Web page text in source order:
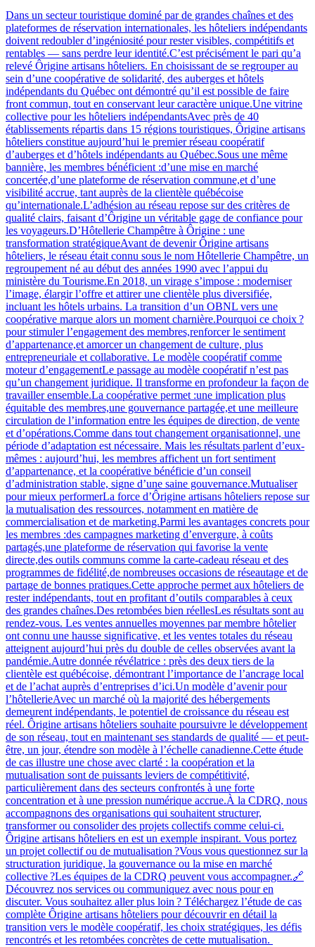
Dans un secteur touristique dominé par de grandes chaînes et des
plateformes de réservation internationales, les hôteliers indépendants
doivent redoubler d’ingéniosité pour rester visibles, compétitifs et
rentables — sans perdre leur identité.C’est précisément le pari qu’a
relevé Ôrigine artisans hôteliers. En choisissant de se regrouper au
sein d’une coopérative de solidarité, des auberges et hôtels
indépendants du Québec ont démontré qu’il est possible de faire
front commun, tout en conservant leur caractère unique.Une vitrine
collective pour les hôteliers indépendantsAvec près de 40
établissements répartis dans 15 régions touristiques, Ôrigine artisans
hôteliers constitue aujourd’hui le premier réseau coopératif
d’auberges et d’hôtels indépendants au Québec.Sous une même
bannière, les membres bénéficient :d’une mise en marché
concertée,d’une plateforme de réservation commune,et d’une
visibilité accrue, tant auprès de la clientèle québécoise
qu’internationale.L’adhésion au réseau repose sur des critères de
qualité clairs, faisant d’Ôrigine un véritable gage de confiance pour
les voyageurs.D’Hôtellerie Champêtre à Ôrigine : une
transformation stratégiqueAvant de devenir Ôrigine artisans
hôteliers, le réseau était connu sous le nom Hôtellerie Champêtre, un
regroupement né au début des années 1990 avec l’appui du
ministère du Tourisme.En 2018, un virage s’impose : moderniser
l’image, élargir l’offre et attirer une clientèle plus diversifiée,
incluant les hôtels urbains. La transition d’un OBNL vers une
coopérative marque alors un moment charnière.Pourquoi ce choix ?
pour stimuler l’engagement des membres,renforcer le sentiment
d’appartenance,et amorcer un changement de culture, plus
entrepreneuriale et collaborative. Le modèle coopératif comme
moteur d’engagementLe passage au modèle coopératif n’est pas
qu’un changement juridique. Il transforme en profondeur la façon de
travailler ensemble.La coopérative permet :une implication plus
équitable des membres,une gouvernance partagée,et une meilleure
circulation de l’information entre les équipes de direction, de vente
et d’opérations.Comme dans tout changement organisationnel, une
période d’adaptation est nécessaire. Mais les résultats parlent d’eux-
mêmes : aujourd’hui, les membres affichent un fort sentiment
d’appartenance, et la coopérative bénéficie d’un conseil
d’administration stable, signe d’une saine gouvernance.Mutualiser
pour mieux performerLa force d’Ôrigine artisans hôteliers repose sur
la mutualisation des ressources, notamment en matière de
commercialisation et de marketing.Parmi les avantages concrets pour
les membres :des campagnes marketing d’envergure, à coûts
partagés,une plateforme de réservation qui favorise la vente
directe,des outils communs comme la carte-cadeau réseau et des
programmes de fidélité,de nombreuses occasions de réseautage et de
partage de bonnes pratiques.Cette approche permet aux hôteliers de
rester indépendants, tout en profitant d’outils comparables à ceux
des grandes chaînes.Des retombées bien réellesLes résultats sont au
rendez-vous. Les ventes annuelles moyennes par membre hôtelier
ont connu une hausse significative, et les ventes totales du réseau
atteignent aujourd’hui près du double de celles observées avant la
pandémie.Autre donnée révélatrice : près des deux tiers de la
clientèle est québécoise, démontrant l’importance de l’ancrage local
et de l’achat auprès d’entreprises d’ici.Un modèle d’avenir pour
l’hôtellerieAvec un marché où la majorité des hébergements
demeurent indépendants, le potentiel de croissance du réseau est
réel. Ôrigine artisans hôteliers souhaite poursuivre le développement
de son réseau, tout en maintenant ses standards de qualité — et peut-
être, un jour, étendre son modèle à l’échelle canadienne.Cette étude
de cas illustre une chose avec clarté : la coopération et la
mutualisation sont de puissants leviers de compétitivité,
particulièrement dans des secteurs confrontés à une forte
concentration et à une pression numérique accrue.À la CDRQ, nous
accompagnons des organisations qui souhaitent structurer,
transformer ou consolider des projets collectifs comme celui-ci.
Ôrigine artisans hôteliers en est un exemple inspirant. Vous portez
un projet collectif ou de mutualisation ?Vous vous questionnez sur la
structuration juridique, la gouvernance ou la mise en marché
collective ?Les équipes de la CDRQ peuvent vous accompagner.🔗
Découvrez nos services ou communiquez avec nous pour en
discuter. Vous souhaitez aller plus loin ? Téléchargez l’étude de cas
complète Ôrigine artisans hôteliers pour découvrir en détail la
transition vers le modèle coopératif, les choix stratégiques, les défis
rencontrés et les retombées concrètes de cette mutualisation.